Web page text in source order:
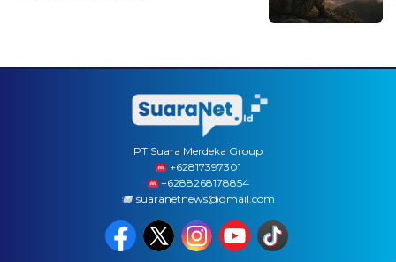
PT Suara Merdeka Group
‪+62817397301
+6288268178854
suaranetnews@gmail.com